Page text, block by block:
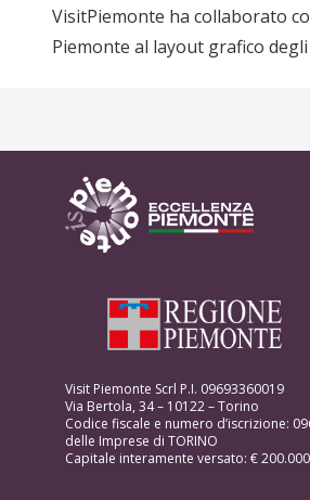
VisitPiemonte ha collaborato
Piemonte al layout grafico
Visit Piemonte Scrl P.I. 09693360019
Via Bertola, 34 – 10122 – Torino
Codice fiscale e numero d’iscrizione:
delle Imprese di TORINO
Capitale interamente versato: €